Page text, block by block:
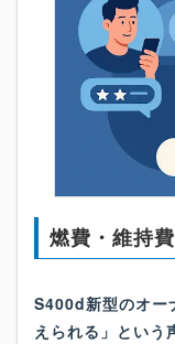
燃費・維持
S400d新型のオー
えられる」という